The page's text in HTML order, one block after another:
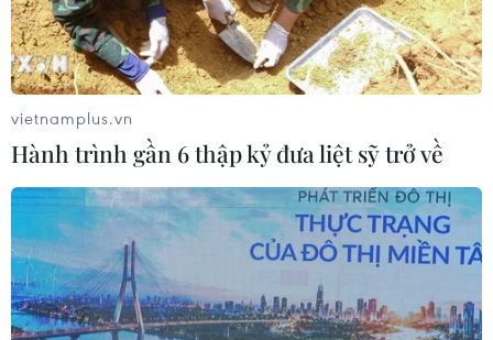
Mở ra giai đoạn triển khai thực chất
quan hệ giữa Việt Nam và Australia
07/08/2026 01:27
Ấn Độ thử thành công tên lửa đạn
đạo Agni-4, tầm bắn 4.000 km
06/08/2026 23:17
vietnamplus.vn
Hành trình gần 6 thập kỷ đưa liệt sỹ trở về